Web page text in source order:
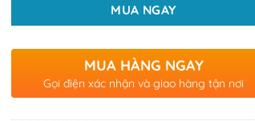
MUA NGAY
MUA HÀNG NGAY
Gọi điện xác nhận và giao hàng tận nơi